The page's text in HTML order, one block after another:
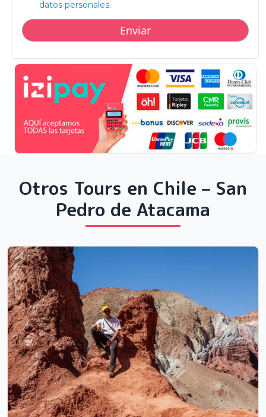
datos personales.
Otros Tours en Chile – San
Pedro de Atacama